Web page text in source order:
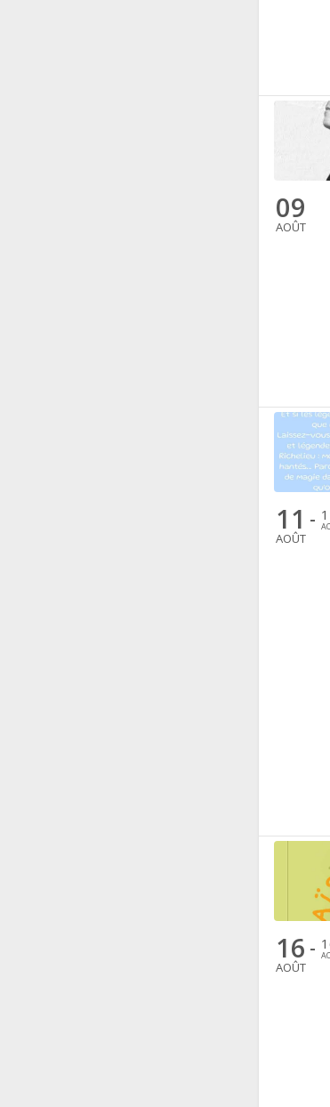
09
AOÛT
11
AOÛT
-
16
AOÛT
-